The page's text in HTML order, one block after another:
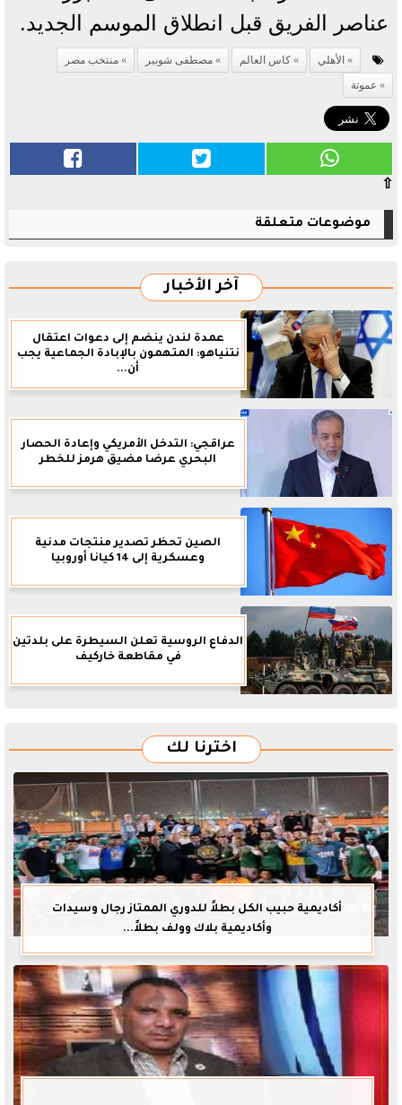
عناصر الفريق قبل انطلاق الموسم الجديد.
الأهلي كاس العالم مصطفى شوبير
منتخب مصر
عموتة
⇧
موضوعات متعلقة
آخر الأخبار
عمدة لندن ينضم إلى دعوات اعتقال
نتنياهو: المتهمون بالإبادة الجماعية يجب
أن...
عراقجي: التدخل الأمريكي وإعادة الحصار
البحري عرضا مضيق هرمز للخطر
الصين تحظر تصدير منتجات مدنية
وعسكرية إلى 14 كيانا أوروبيا
الدفاع الروسية تعلن السيطرة على بلدتين
في مقاطعة خاركيف
اخترنا لك
أكاديمية حبيب الكل بطلاً للدوري الممتاز رجال وسيدات
وأكاديمية بلاك وولف بطلاً...